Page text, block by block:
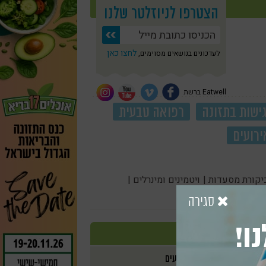
הצטרפו לניוזלטר שלנו
לעדכונים בנושאים מסוימים, לחצו כאן
Eatwell ברשת
גישות בתזונה
רפואה טבעית
מסעדות | ויטמינים ומינרלים |
אירועים
סגירה